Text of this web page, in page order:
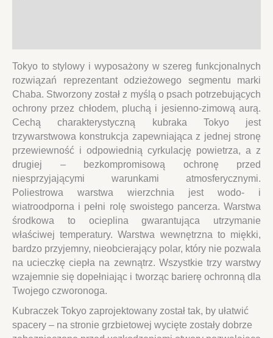
Tokyo to stylowy i wyposażony w szereg funkcjonalnych
rozwiązań reprezentant odzieżowego segmentu marki
Chaba. Stworzony został z myślą o psach potrzebujących
ochrony przez chłodem, pluchą i jesienno-zimową aurą.
Cechą charakterystyczną kubraka Tokyo jest
trzywarstwowa konstrukcja zapewniająca z jednej stronę
przewiewność i odpowiednią cyrkulację powietrza, a z
drugiej – bezkompromisową ochronę przed
niesprzyjającymi warunkami atmosferycznymi.
Poliestrowa warstwa wierzchnia jest wodo- i
wiatroodporna i pełni rolę swoistego pancerza. Warstwa
środkowa to ocieplina gwarantująca utrzymanie
właściwej temperatury. Warstwa wewnętrzna to miękki,
bardzo przyjemny, nieobcierający polar, który nie pozwala
na ucieczkę ciepła na zewnątrz. Wszystkie trzy warstwy
wzajemnie się dopełniając i tworząc barierę ochronną dla
Twojego czworonoga.
Kubraczek Tokyo zaprojektowany został tak, by ułatwić
spacery – na stronie grzbietowej wycięte zostały dobrze